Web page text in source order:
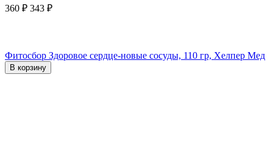
360 ₽ 343 ₽
Фитосбор Здоровое сердце-новые сосуды, 110 гр, Хелпер Мед
В корзину